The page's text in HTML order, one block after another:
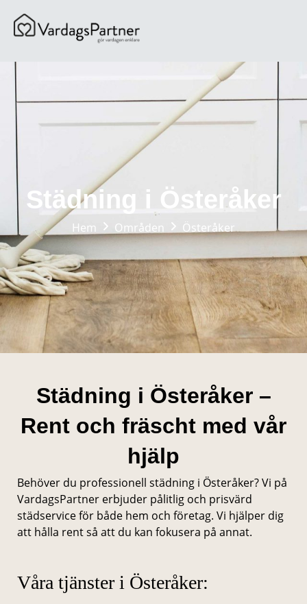
Städning i Österåker
Hem Områden Österåker
Städning i Österåker –
Rent och fräscht med vår
hjälp
Behöver du professionell städning i Österåker? Vi på
VardagsPartner erbjuder pålitlig och prisvärd
städservice för både hem och företag. Vi hjälper dig
att hålla rent så att du kan fokusera på annat.
Våra tjänster i Österåker: